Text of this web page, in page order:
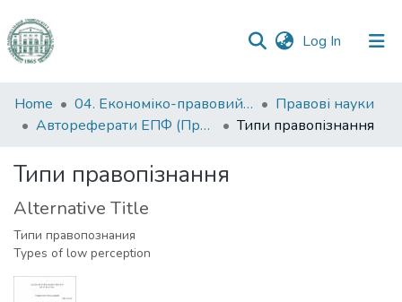
Log In (current)
Communities
&
All of DSpace
Statistics
Home 04. Економіко-правовий факультет
Правові науки
Автореферати ЕПФ (Правові науки)
Типи правопізнання
Типи правопізнання
Alternative Title
Типи правопознания
Types of low perception